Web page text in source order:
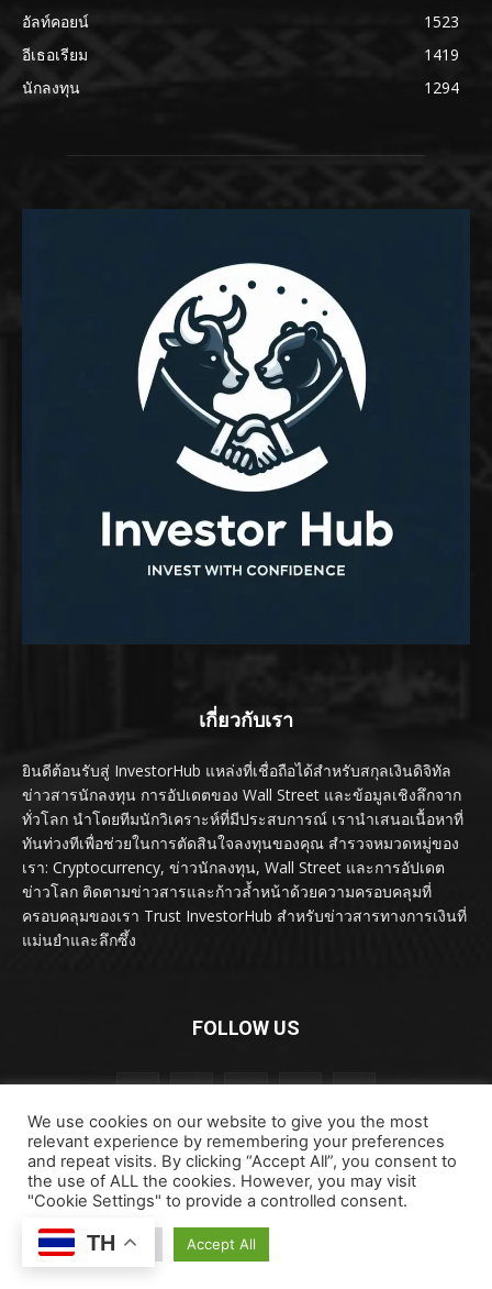
อัลท์คอยน์
1523
อีเธอเรียม
1419
นักลงทุน
1294
เกี่ยวกับเรา
ยินดีต้อนรับสู่ InvestorHub แหล่งที่เชื่อถือได้สำหรับสกุลเงินดิจิทัล
ข่าวสารนักลงทุน การอัปเดตของ Wall Street และข้อมูลเชิงลึกจาก
ทั่วโลก นำโดยทีมนักวิเคราะห์ที่มีประสบการณ์ เรานำเสนอเนื้อหาที่
ทันท่วงทีเพื่อช่วยในการตัดสินใจลงทุนของคุณ สำรวจหมวดหมู่ของ
เรา: Cryptocurrency, ข่าวนักลงทุน, Wall Street และการอัปเดต
ข่าวโลก ติดตามข่าวสารและก้าวล้ำหน้าด้วยความครอบคลุมที่
ครอบคลุมของเรา Trust InvestorHub สำหรับข่าวสารทางการเงินที่
แม่นยำและลึกซึ้ง
FOLLOW US
ลิขสิทธิ์ © ลิขสิทธิ์ 2024 investorhub.click สงวนลิขสิทธิ์
ข้อตกลงและเงื่อนไข ข้อสงวนสิทธิ์
นโยบายความเป็นส่วนตัว
เกี่ยวกับเรา
We use cookies on our website to give you the most
relevant experience by remembering your preferences
and repeat visits. By clicking “Accept All”, you consent to
the use of ALL the cookies. However, you may visit
"Cookie Settings" to provide a controlled consent.
Cookie Settings Accept All
TH